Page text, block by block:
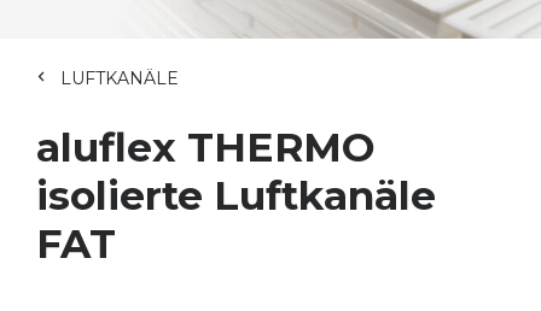
LUFTKANÄLE
aluflex THERMO
isolierte Luftkanäle
FAT